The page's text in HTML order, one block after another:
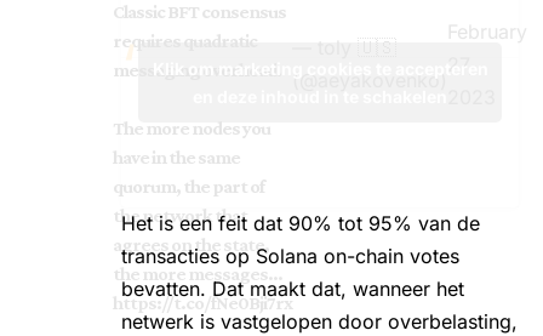
Classic BFT consensus
requires quadratic
messaging overhead.
The more nodes you
have in the same
quorum, the part of
the network that
agrees on the state,
the more messages…
https://t.co/fNe0Bji7rx
— toly 🇺🇸
(@aeyakovenko)
February
27,
Klik om marketing cookies te accepteren
en deze inhoud in te schakelen
Het is een feit dat 90% tot 95% van de
transacties op Solana on-chain votes
bevatten. Dat maakt dat, wanneer het
netwerk is vastgelopen door overbelasting,